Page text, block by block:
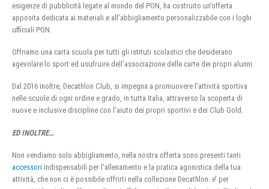
esigenze di pubblicità legate al mondo del PON, ha costruito un’offerta
apposita dedicata ai materiali e all’abbigliamento personalizzabile con i loghi
ufficiali PON.
Offriamo una carta scuola per tutti gli istituti scolastici che desiderano
agevolare lo sport ed usufruire dell’associazione delle carte dei propri alunni.
Dal 2016 inoltre, Decathlon Club, si impegna a promuovere l’attività sportiva
nelle scuole di ogni ordine e grado, in tutta Italia, attraverso la scoperta di
nuove e inclusive discipline con l’aiuto dei propri sportivi e dei Club Gold.
ED INOLTRE…
Non vendiamo solo abbigliamento, nella nostra offerta sono presenti tanti
accessori indispensabili per l’allenamento e la pratica agonistica della tua
attività, che non ci è possibile offrirti nella collezione Decathlon. e’ per